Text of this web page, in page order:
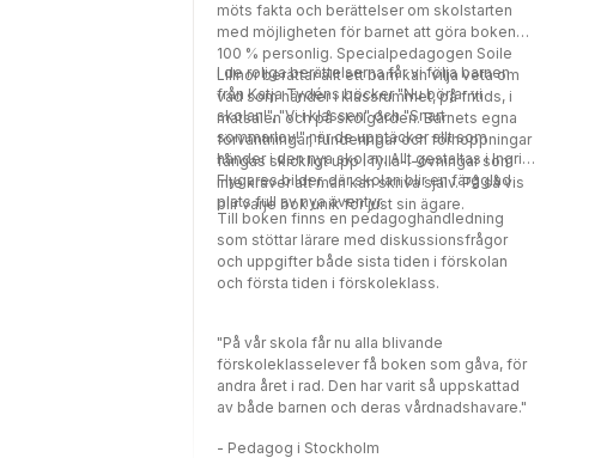
möts fakta och berättelser om skolstarten
med möjligheten för barnet att göra boken
100 % personlig. Specialpedagogen Soile
Lillnor berättar allt ett barn kan vilja veta om
vad som händer i klassrummet, på fritids, i
matsalen och på skolgården. Barnets egna
förväntningar, funderingar och förhoppningar
fångas skickligt upp i fylla-i-övningar som
inte kräver att man kan skriva själv. På så vis
blir varje bok unik för just sin ägare.
I de roliga berättelserna får vi följa barnen
från Katja Tydéns böcker "Nu börjar vi
skolan!", "Vi i klassen" och "Snart
sommarlov!" när de upptäcker allt som
händer i den nya skolan. Allt gestaltas i Ingrid
Flygares bilder, där skolan blir en färgglad
plats full av nya äventyr.
Till boken finns en pedagoghandledning
som stöttar lärare med diskussionsfrågor
och uppgifter både sista tiden i förskolan
och första tiden i förskoleklass.
"På vår skola får nu alla blivande
förskoleklasselever få boken som gåva, för
andra året i rad. Den har varit så uppskattad
av både barnen och deras vårdnadshavare."
- Pedagog i Stockholm